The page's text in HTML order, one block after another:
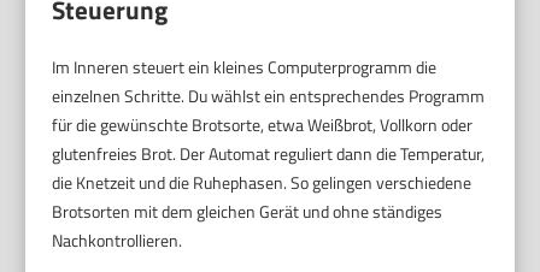
Steuerung
Im Inneren steuert ein kleines Computerprogramm die
einzelnen Schritte. Du wählst ein entsprechendes Programm
für die gewünschte Brotsorte, etwa Weißbrot, Vollkorn oder
glutenfreies Brot. Der Automat reguliert dann die Temperatur,
die Knetzeit und die Ruhephasen. So gelingen verschiedene
Brotsorten mit dem gleichen Gerät und ohne ständiges
Nachkontrollieren.